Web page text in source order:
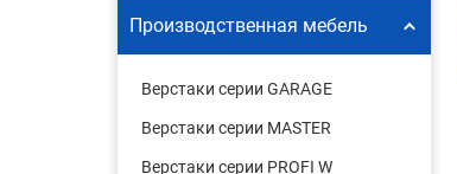
Производственная мебель
Верстаки серии GARAGE
Верстаки серии MASTER
Верстаки серии PROFI W